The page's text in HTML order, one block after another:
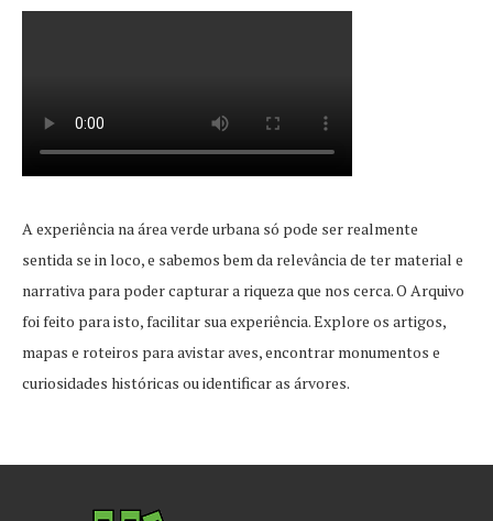
A experiência na área verde urbana só pode ser realmente
sentida se in loco, e sabemos bem da relevância de ter material e
narrativa para poder capturar a riqueza que nos cerca. O Arquivo
foi feito para isto, facilitar sua experiência. Explore os artigos,
mapas e roteiros para avistar aves, encontrar monumentos e
curiosidades históricas ou identificar as árvores.